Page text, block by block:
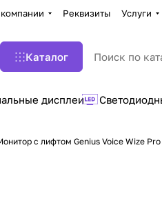
Реквизиты Услуги
Каталог
дисплеи
с лифтом Genius Voice Wize Pro